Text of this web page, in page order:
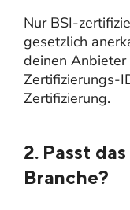
Nur BSI-
gesetzlich
deinen
Zertifizierungs-
Zertifizierung.
2. Passt
Branche?